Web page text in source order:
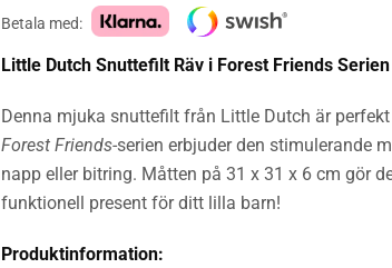
Betala med:
Little Dutch Snuttefilt Räv i Forest Friends
Denna mjuka snuttefilt från Little Dutch är
Forest Friends-serien erbjuder den stimulerande
napp eller bitring. Måtten på 31 x 31 x 6 cm gör
funktionell present för ditt lilla barn!
Produktinformation: